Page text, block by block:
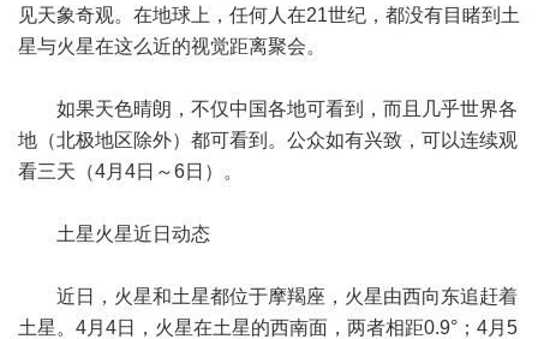
见天象奇观。在地球上，任何人在21世纪，都没有目睹到土
星与火星在这么近的视觉距离聚会。
如果天色晴朗，不仅中国各地可看到，而且几乎世界各
地（北极地区除外）都可看到。公众如有兴致，可以连续观
看三天（4月4日～6日）。
土星火星近日动态
近日，火星和土星都位于摩羯座，火星由西向东追赶着
土星。4月4日，火星在土星的西南面，两者相距0.9°；4月5